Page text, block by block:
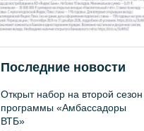
Последние новости
Открыт набор на второй сезон
программы «Амбассадоры
ВТБ»